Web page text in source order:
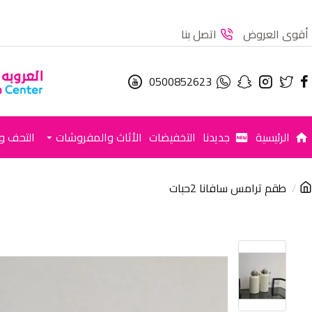
أقوى العروض اتصل بنا
0500852623
الرئيسية جديدنا التخفيضات الأثاث والمفروشات التحف
طقم ترامس سافانا 2حبات